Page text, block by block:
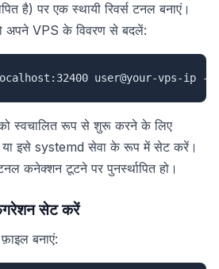
है) पर एक स्थायी रिवर्स टनल बनाएं।
अपने VPS के विवरण से बदलें:
user@your-vps-ip -
स्वचालित रूप से शुरू करने के लिए
या इसे systemd सेवा के रूप में सेट करें।
कनेक्शन टूटने पर पुनर्स्थापित हो।
सेट करें
बनाएं: